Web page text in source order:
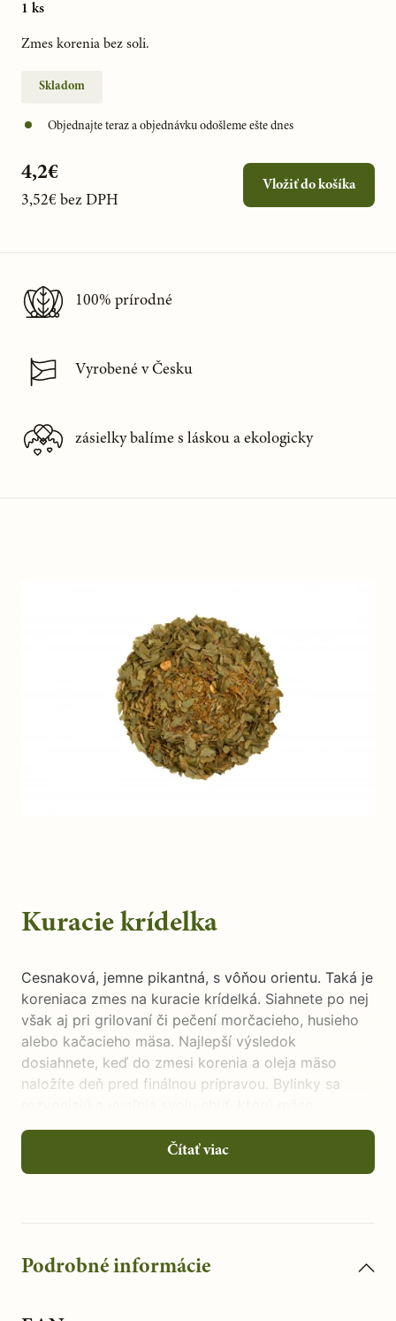
1 ks
Zmes korenia bez soli.
Skladom
Objednajte teraz a objednávku odošleme ešte dnes
4,2€
3,52€ bez DPH
Vložiť do košíka
100% prírodné
Vyrobené v Česku
zásielky balíme s láskou a ekologicky
Kuracie krídelka
Cesnaková, jemne pikantná, s vôňou orientu. Taká je
koreniaca zmes na kuracie krídelká. Siahnete po nej
však aj pri grilovaní či pečení morčacieho, husieho
alebo kačacieho mäsa. Najlepší výsledok
dosiahnete, keď do zmesi korenia a oleja mäso
naložíte deň pred finálnou prípravou. Bylinky sa
natiahne. Kuracie krídelká servírujte s pečivom a
Čítať viac
Podrobné informácie